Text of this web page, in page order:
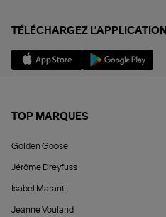
TÉLÉCHARGEZ L'APPLICATION
TOP MARQUES
Golden Goose
Jérôme Dreyfuss
Isabel Marant
Jeanne Vouland